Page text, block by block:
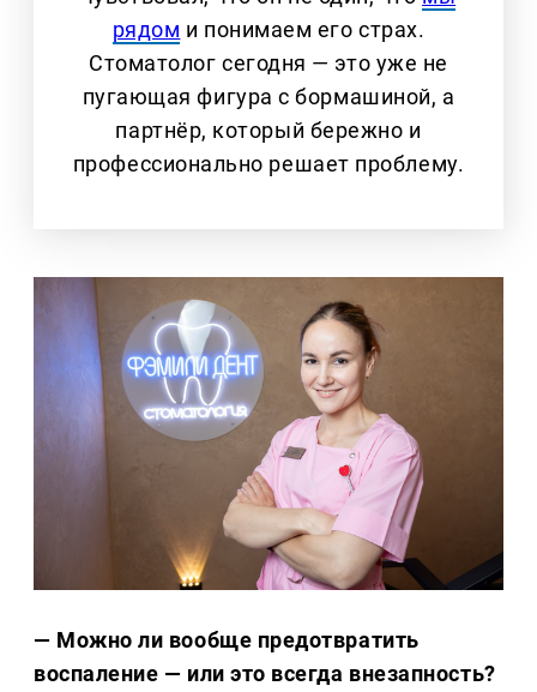
рядом и понимаем его страх.
Стоматолог сегодня — это уже не
пугающая фигура с бормашиной, а
партнёр, который бережно и
профессионально решает проблему.
— Можно ли вообще предотвратить
воспаление — или это всегда внезапность?